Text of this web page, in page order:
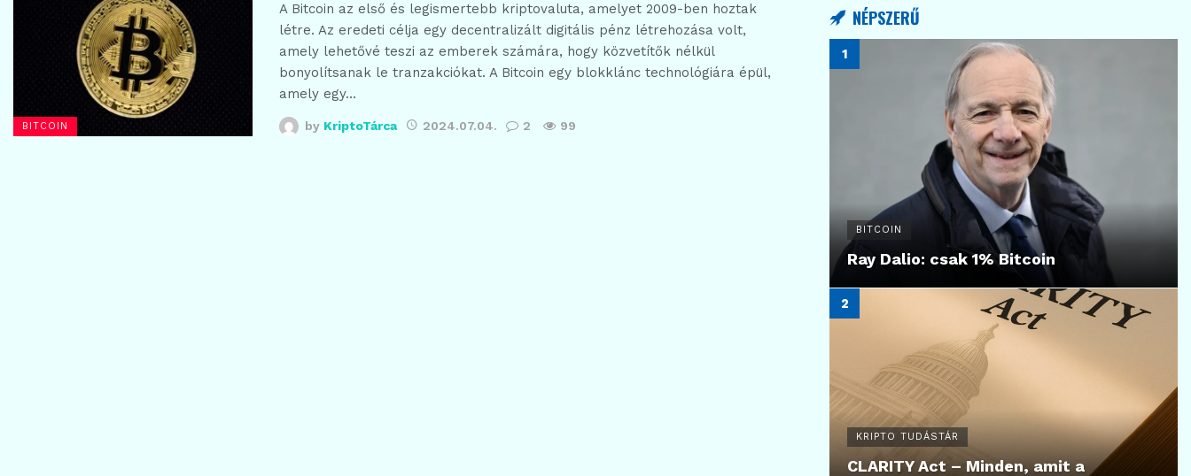
BITCOIN
A Bitcoin az első és legismertebb kriptovaluta, amelyet 2009-ben hoztak
létre. Az eredeti célja egy decentralizált digitális pénz létrehozása volt,
amely lehetővé teszi az emberek számára, hogy közvetítők nélkül
bonyolítsanak le tranzakciókat. A Bitcoin egy blokklánc technológiára épül,
amely egy…
by KriptoTárca 2024.07.04. 2 99
NÉPSZERŰ
BITCOIN
Ray Dalio: csak 1% Bitcoin
KRIPTO TUDÁSTÁR
CLARITY Act – Minden, amit a